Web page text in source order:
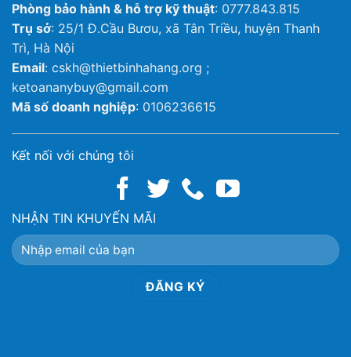
Phòng bảo hành & hỗ trợ kỹ thuật: 0777.843.815
Trụ sở: 25/1 Đ.Cầu Bươu, xã Tân Triều, huyện Thanh
Trì, Hà Nội
Email: cskh@thietbinhahang.org ;
ketoananybuy@gmail.com
Mã số doanh nghiệp: 0106236615
Kết nối với chúng tôi
NHẬN TIN KHUYẾN MÃI